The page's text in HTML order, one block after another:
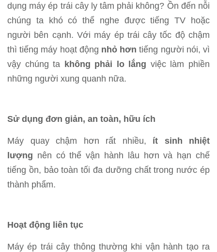
dụng máy ép trái cây ly tâm phải không? Ồn đến nỗi
chúng ta khó có thể nghe được tiếng TV hoặc
người bên cạnh. Với máy ép trái cây tốc độ chậm
thì tiếng máy hoạt động nhỏ hơn tiếng người nói, vì
vậy chúng ta không phải lo lắng việc làm phiền
những người xung quanh nữa.
Sử dụng đơn giản, an toàn, hữu ích
Máy quay chậm hơn rất nhiều, ít sinh nhiệt
lượng nên có thể vận hành lâu hơn và hạn chế
tiếng ồn, bảo toàn tối đa dưỡng chất trong nước ép
thành phẩm.
Hoạt động liên tục
Máy ép trái cây thông thường khi vận hành tạo ra